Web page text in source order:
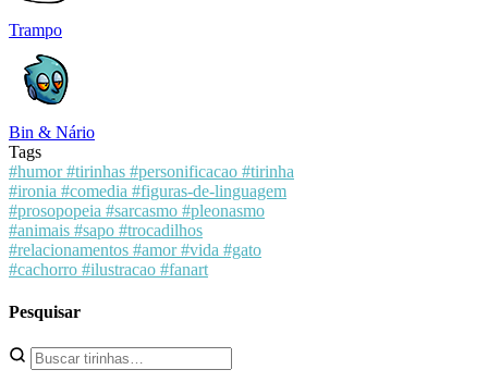
Trampo
Bin & Nário
Tags
#humor#tirinhas #personificacao #tirinha
#ironia #comedia #figuras-de-linguagem
#prosopopeia #sarcasmo #pleonasmo
#animais #sapo #trocadilhos
#relacionamentos #amor#vida #gato
#cachorro #ilustracao #fanart
Pesquisar